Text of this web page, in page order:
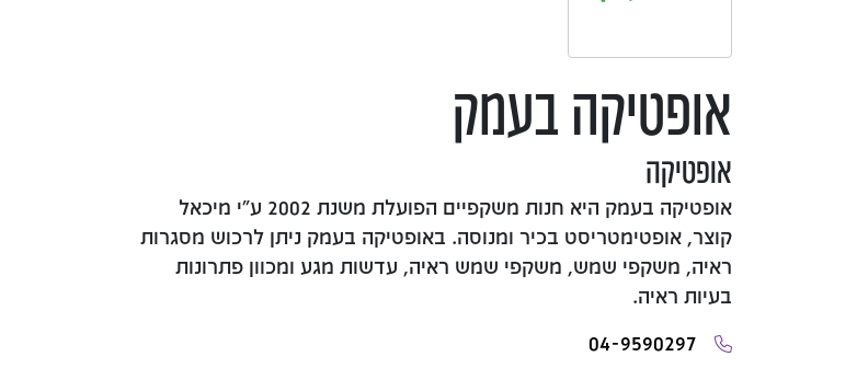
אופטיקה בעמק
אופטיקה
אופטיקה בעמק היא חנות משקפיים הפועלת משנת 2002 ע"י מיכאל
קוצר, אופטימטריסט בכיר ומנוסה. באופטיקה בעמק ניתן לרכוש מסגרות
ראיה, משקפי שמש, משקפי שמש ראיה, עדשות מגע ומכוון פתרונות
בעיות ראיה.
04-9590297